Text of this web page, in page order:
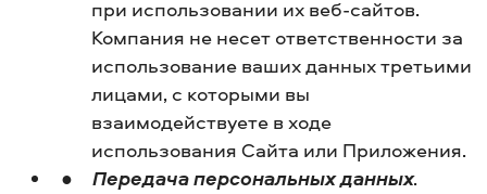
при использовании их веб-сайтов.
Компания не несет ответственности за
использование ваших данных третьими
лицами, с которыми вы
взаимодействуете в ходе
использования Сайта или Приложения.
Передача персональных данных.